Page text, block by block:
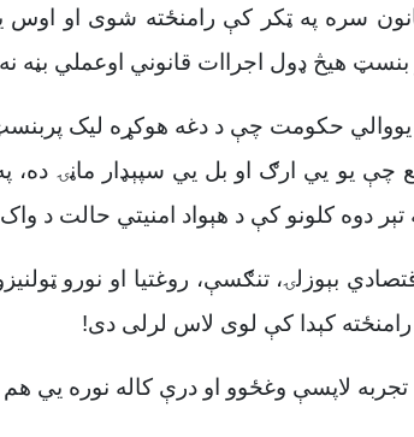
سره په ټکر کې رامنځته شوی او اوس
بنسټ هیڅ ډول اجراات قانوني اوعملي بڼه
یووالي حکومت چې د دغه هوکړه لیک
یو يي ارګ او بل يي سپېډار ماڼۍ ده،
تېر دوه کلونو کې د هېواد امنیتي حالت
بېوزلۍ، تنګسې، روغتیا او نورو
کېدا کې لوی لاس لرلی دی!
تجربه لاپسې وغځوو او درې کاله نوره يي